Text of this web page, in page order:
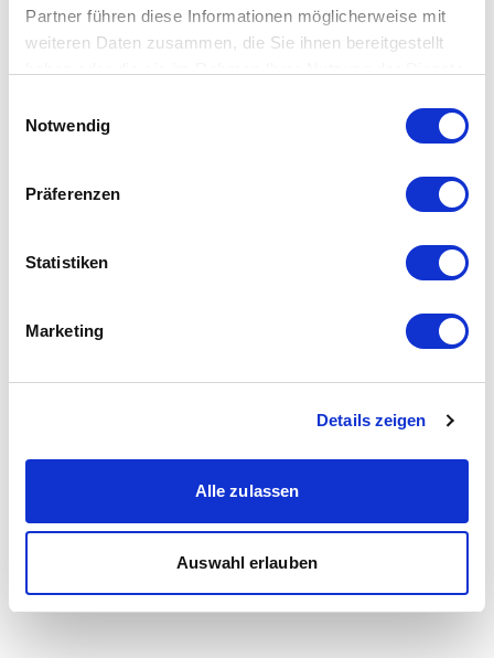
Partner führen diese Informationen möglicherweise mit
weiteren Daten zusammen, die Sie ihnen bereitgestellt
Notwendig
Präferenzen
Statistiken
Marketing
Details zeigen
Alle zulassen
Auswahl erlauben